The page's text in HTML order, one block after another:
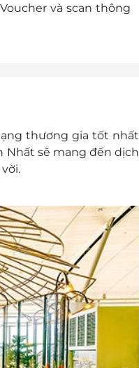
và scan thông
với Khách hàng,
hàng tự thanh toán
LifeLink hoàn toàn
Khung thêm giờ
tính tròn là 01 (một)
tự thanh toán tại
nhất:
Lễ, tết).
tế, gần cửa 17
thương gia tốt nhất
Nhất sẽ mang đến dịch